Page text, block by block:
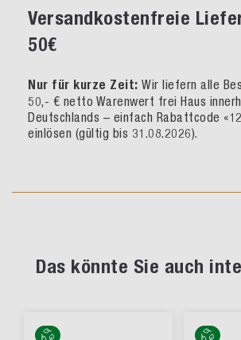
Versandkostenfreie
50€
Nur für kurze Zeit: Wir liefern alle
50,- € netto Warenwert frei Haus
Deutschlands – einfach Rabattcode
einlösen (gültig bis 31.08.2026).
Das könnte Sie auch